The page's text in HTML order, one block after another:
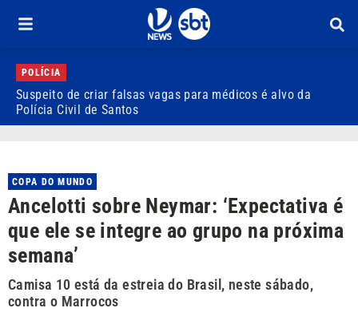
POLÍCIA
Suspeito de criar falsas vagas para médicos é alvo da
Polícia Civil de Santos
COPA DO MUNDO
Ancelotti sobre Neymar: ‘Expectativa é
que ele se integre ao grupo na próxima
semana’
Camisa 10 está da estreia do Brasil, neste sábado,
contra o Marrocos